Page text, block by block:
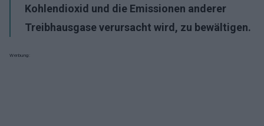
Kohlendioxid und die Emissionen anderer
Treibhausgase verursacht wird, zu bewältigen.
Werbung: